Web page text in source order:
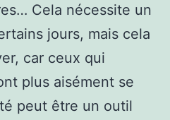
Cela nécessite un
jours, mais cela
car ceux qui
plus aisément se
peut être un outil